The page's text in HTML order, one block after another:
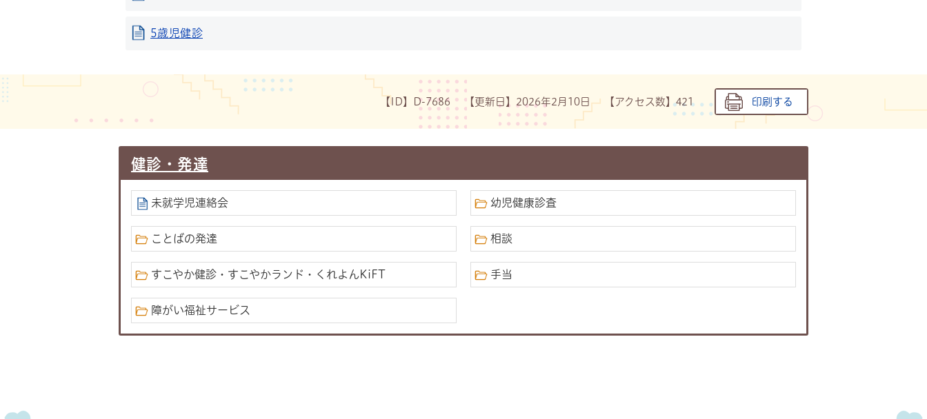
5歳児健診
【ID】 D-7686 【更新日】 2026年2月10日 【アクセス数】421 印刷する
健診・発達
未就学児連絡会 幼児健康診査
ことばの発達 相談
すこやか健診・すこやかランド・くれよんKiFT 手当
障がい福祉サービス